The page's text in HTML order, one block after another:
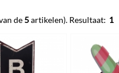
de5artikelen). Resultaat: 1